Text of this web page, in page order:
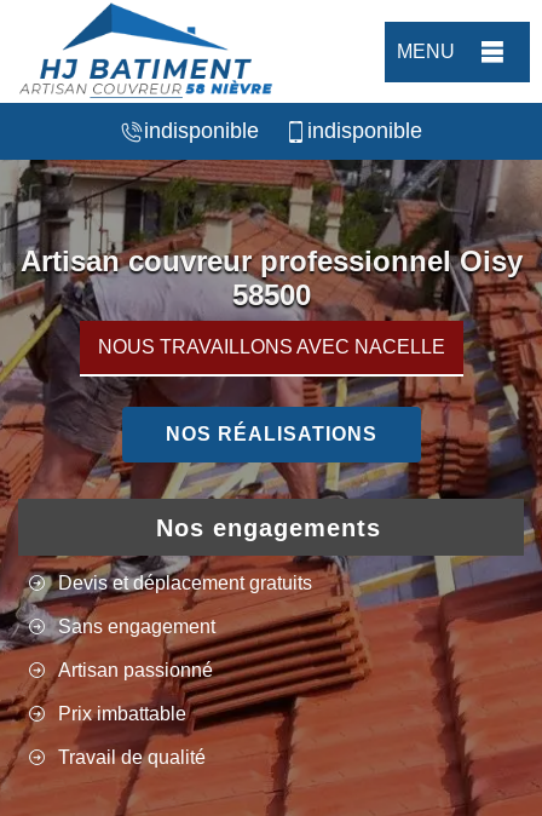
MENU
indisponible indisponible
Artisan couvreur professionnel Oisy
58500
NOUS TRAVAILLONS AVEC NACELLE
NOS RÉALISATIONS
Nos engagements
Devis et déplacement gratuits
Sans engagement
Artisan passionné
Prix imbattable
Travail de qualité